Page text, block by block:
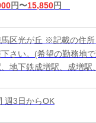
円〜15,850円
区光が丘 ※記載の住
さい。(希望の勤務地
地下鉄成増駅、成増駅
週3日からOK